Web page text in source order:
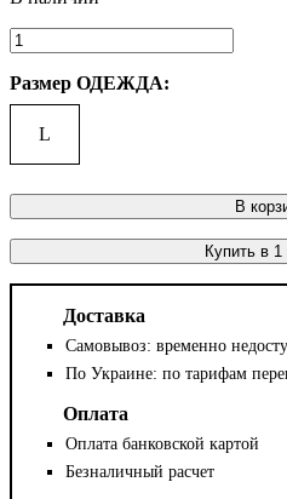
Размер ОДЕЖДА:
L
В
Купить в 1
Доставка
Самовывоз: временно
По Украине: по тарифам
Оплата
Оплата банковской картой
Безналичный расчет